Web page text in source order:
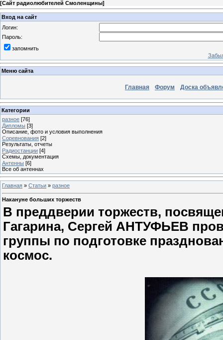
[Сайт радиолюбителей Смоленщины]
Вход на сайт
Логин:
Пароль:
запомнить
Меню сайта
Главная Форум Доска
Категории
разное [76]
Дипломы [3]
Описание, фото и условия выполнения
Соревнования [2]
Результаты, отчеты
Радиостанции [4]
Схемы, документация
Антенны [6]
Все об антеннах
Главная » Статьи » разное
Накануне больших торжеств
В преддверии торжеств,
Гагарина, Сергей АНТУФЬЕВ
группы по подготовке
космос.